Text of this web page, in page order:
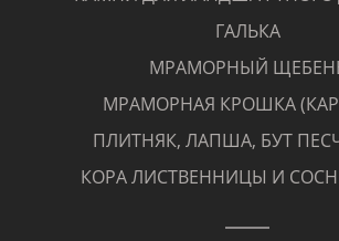
ГАЛЬКА
МРАМОРНЫЙ
МРАМОРНАЯ КРОШКА
ПЛИТНЯК, ЛАПША, БУТ
КОРА ЛИСТВЕННИЦЫ И